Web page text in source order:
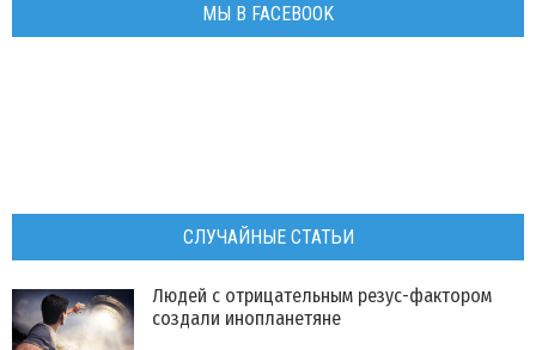
МЫ В FACEBOOK
СЛУЧАЙНЫЕ СТАТЬИ
​Людей с отрицательным резус-фактором
создали инопланетяне